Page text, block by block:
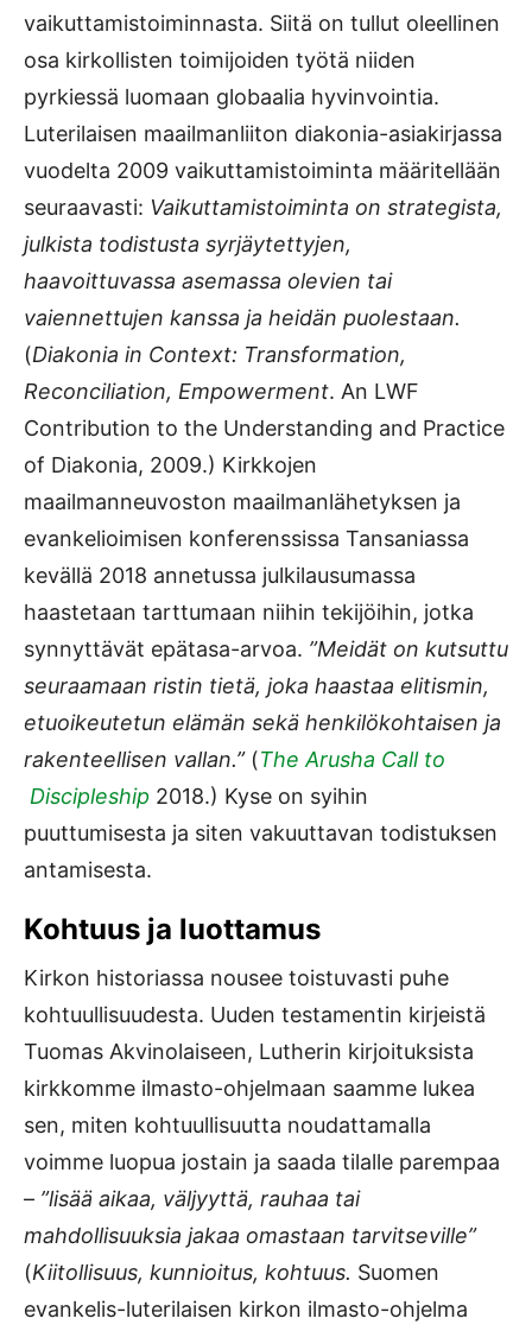
vaikuttamistoiminnasta. Siitä on tullut oleellinen
osa kirkollisten toimijoiden työtä niiden
pyrkiessä luomaan globaalia hyvinvointia.
Luterilaisen maailmanliiton diakonia-asiakirjassa
vuodelta 2009 vaikuttamistoiminta määritellään
seuraavasti: Vaikuttamistoiminta on strategista,
julkista todistusta syrjäytettyjen,
haavoittuvassa asemassa olevien tai
vaiennettujen kanssa ja heidän puolestaan.
(Diakonia in Context: Transformation,
Reconciliation, Empowerment. An LWF
Contribution to the Understanding and Practice
of Diakonia, 2009.) Kirkkojen
maailmanneuvoston maailmanlähetyksen ja
evankelioimisen konferenssissa Tansaniassa
kevällä 2018 annetussa julkilausumassa
haastetaan tarttumaan niihin tekijöihin, jotka
synnyttävät epätasa-arvoa. ”Meidät on kutsuttu
seuraamaan ristin tietä, joka haastaa elitismin,
etuoikeutetun elämän sekä henkilökohtaisen ja
rakenteellisen vallan.”(The Arusha Call to
Discipleship 2018.) Kyse on syihin
puuttumisesta ja siten vakuuttavan todistuksen
antamisesta.
Kohtuus ja luottamus
Kirkon historiassa nousee toistuvasti puhe
kohtuullisuudesta. Uuden testamentin kirjeistä
Tuomas Akvinolaiseen, Lutherin kirjoituksista
kirkkomme ilmasto-ohjelmaan saamme lukea
sen, miten kohtuullisuutta noudattamalla
voimme luopua jostain ja saada tilalle parempaa
– ”lisää aikaa, väljyyttä, rauhaa tai
mahdollisuuksia jakaa omastaan tarvitseville”
(Kiitollisuus, kunnioitus, kohtuus. Suomen
evankelis-luterilaisen kirkon ilmasto-ohjelma